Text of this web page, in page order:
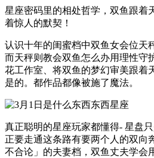
星座密码里的相处哲学，双鱼跟着
着惊人的默契！
认识十年的闺蜜档中双鱼女会位天
而天秤则教会双鱼怎么办用理性守
花工作室、将双鱼的梦幻审美跟着
是的。都作品都像被施了魔法。
真正聪明的星座玩家都懂得- 星盘
正要走通这条路有要两个人的双向
不合论」的夫妻档，双鱼丈夫学会